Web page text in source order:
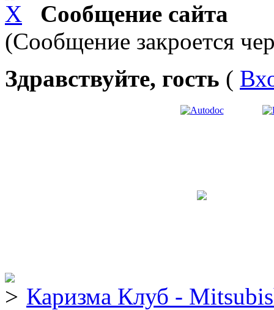
Сообщение сайта
(Сообщение закроется
Здравствуйте, гость (
Каризма Клуб -